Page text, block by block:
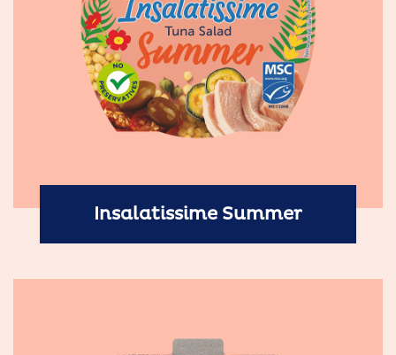
Insalatissime Summer